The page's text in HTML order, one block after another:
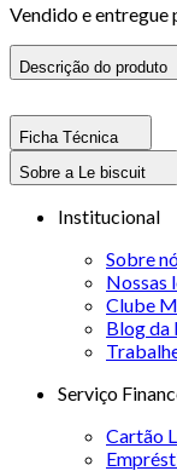
Vendido e entregue
Descrição do produto
Ficha Técnica
Sobre a Le biscuit
Institucional
Sobre
Nossas
Clube
Blog da
Serviço
Cartão